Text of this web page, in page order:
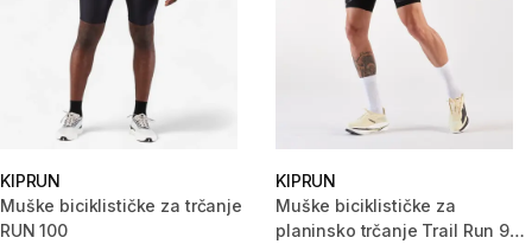
KIPRUN
Muške biciklističke za trčanje
RUN 100
KIPRUN
Muške biciklističke za
planinsko trčanje Trail Run 900